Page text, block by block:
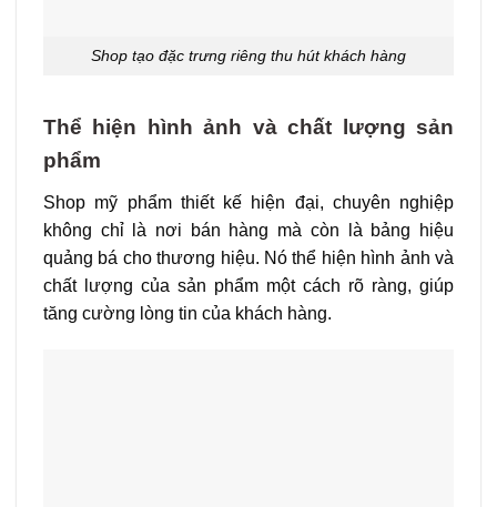
Shop tạo đặc trưng riêng thu hút khách hàng
Thể hiện hình ảnh và chất lượng sản
phẩm
Shop mỹ phẩm thiết kế hiện đại, chuyên nghiệp
không chỉ là nơi bán hàng mà còn là bảng hiệu
quảng bá cho thương hiệu. Nó thể hiện hình ảnh và
chất lượng của sản phẩm một cách rõ ràng, giúp
tăng cường lòng tin của khách hàng.